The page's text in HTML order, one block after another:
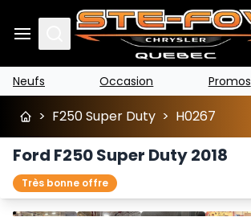
Search
Neufs Occasion Promos
> F250 Super Duty > H0267
Ford F250 Super Duty 2018
Très bonne offre
ArrêterPrécédent
Suivant